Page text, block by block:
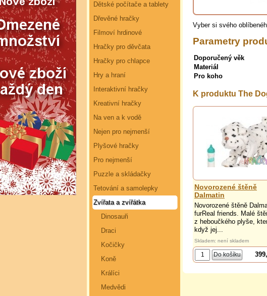
Dětské počítače a tablety
Dřevěné hračky
Filmoví hrdinové
Hračky pro děvčata
Hračky pro chlapce
Hry a hraní
Interaktivní hračky
Kreativní hračky
Na ven a k vodě
Nejen pro nejmenší
Plyšové hračky
Pro nejmenší
Puzzle a skládačky
Tetování a samolepky
Zvířata a zvířátka
Dinosauři
Draci
Kočičky
Koně
Králíci
Medvědi
Vyber si svého
Parametry
Doporučený věk
Materiál
Pro koho
K produktu The
Novorozené štěně
Dalmatin
Novorozené štěně
furReal friends. Malé
z heboučkého plyše,
když jej...
Skladem: není skladem